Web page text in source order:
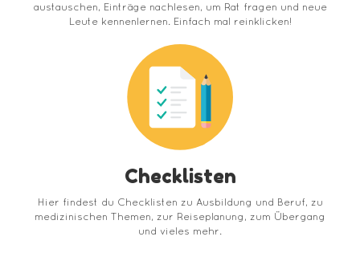
austauschen, Einträge nachlesen, um Rat fragen und neue
Leute kennenlernen. Einfach mal reinklicken!
Checklisten
Hier findest du Checklisten zu Ausbildung und Beruf, zu
medizinischen Themen, zur Reiseplanung, zum Übergang
und vieles mehr.